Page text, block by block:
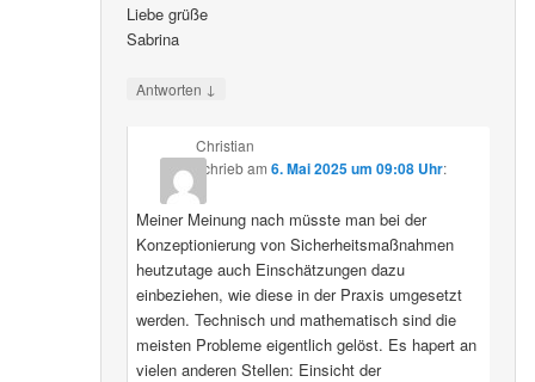
Liebe grüße
Sabrina
Antworten ↓
Christian
schriebam 6. Mai 2025 um 09:08 Uhr:
Meiner Meinung nach müsste man bei der
Konzeptionierung von Sicherheitsmaßnahmen
heutzutage auch Einschätzungen dazu
einbeziehen, wie diese in der Praxis umgesetzt
werden. Technisch und mathematisch sind die
meisten Probleme eigentlich gelöst. Es hapert an
vielen anderen Stellen: Einsicht der